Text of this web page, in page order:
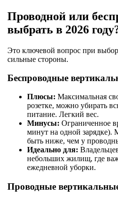
Проводной или
выбрать в 2026
Это ключевой вопрос при
сильные стороны.
Беспроводные
Плюсы: Максимальная
розетке, можно убирать
питание. Легкий вес.
Минусы: Ограниченное
минут на одной зарядке).
быть ниже, чем у
Идеально для:
небольших жилищ, где
ежедневной уборки.
Проводные